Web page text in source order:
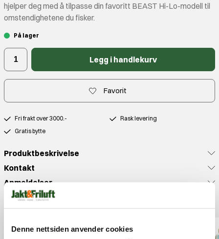
Denne nettsiden anvender cookies
hjelper deg med å tilpasse din favoritt BEAST Hi-Lo-modell til
omstendighetene du fisker.
På lager
Legg i handlekurv
Favorit
Fri frakt over 3000.-
Rask levering
Gratis bytte
Produktbeskrivelse
Kontakt
Anmeldelser
Populære produkter